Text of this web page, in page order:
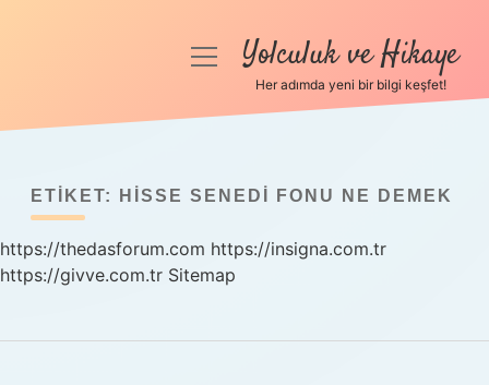
Anasayfa
Yasal Uyarı
Hakkımızda
menüyüYolculuk ve Hikaye
Her adımda yeni bir bilgi keşfet!
ETIKET: HISSE SENEDI FONU NE DEMEK
https://thedasforum.com https://insigna.com.tr
https://givve.com.tr Sitemap